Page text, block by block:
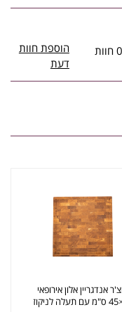
(0 חוות
הוספת חוות
דעת
אנדגריין אלון אירופאי